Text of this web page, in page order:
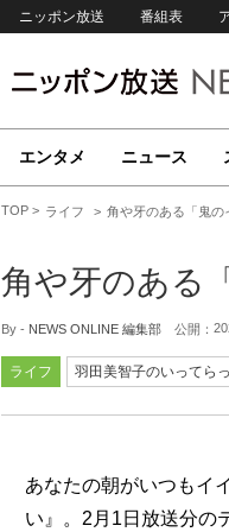
ニッポン放送 番組表
エンタメ ニュース
TOP ライフ 角や牙のある「鬼の
角や牙のある
By - NEWS ONLINE 編集部 公開：
ライフ 羽田美智子のいってら
あなたの朝がいつもイ
い』。2月1日放送分の